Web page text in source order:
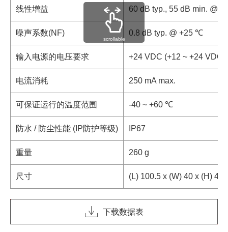
线性增益 60 dB typ., 55 dB min. @
噪声系数(NF) 0.8 dB typ. @ +25 ℃
输入电源的电压要求 +24 VDC (+12 ~ +24 VDC)
电流消耗 250 mA max.
可保证运行的温度范围 -40 ~ +60 ℃
防水 / 防尘性能 (IP防护等级) IP67
重量 260 g
尺寸 (L) 100.5 x (W) 40 x (H) 40
scrollable
下载数据表